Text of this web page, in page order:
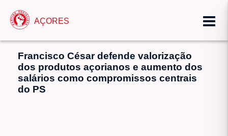
AÇORES
Francisco César defende valorização
dos produtos açorianos e aumento dos
salários como compromissos centrais
do PS